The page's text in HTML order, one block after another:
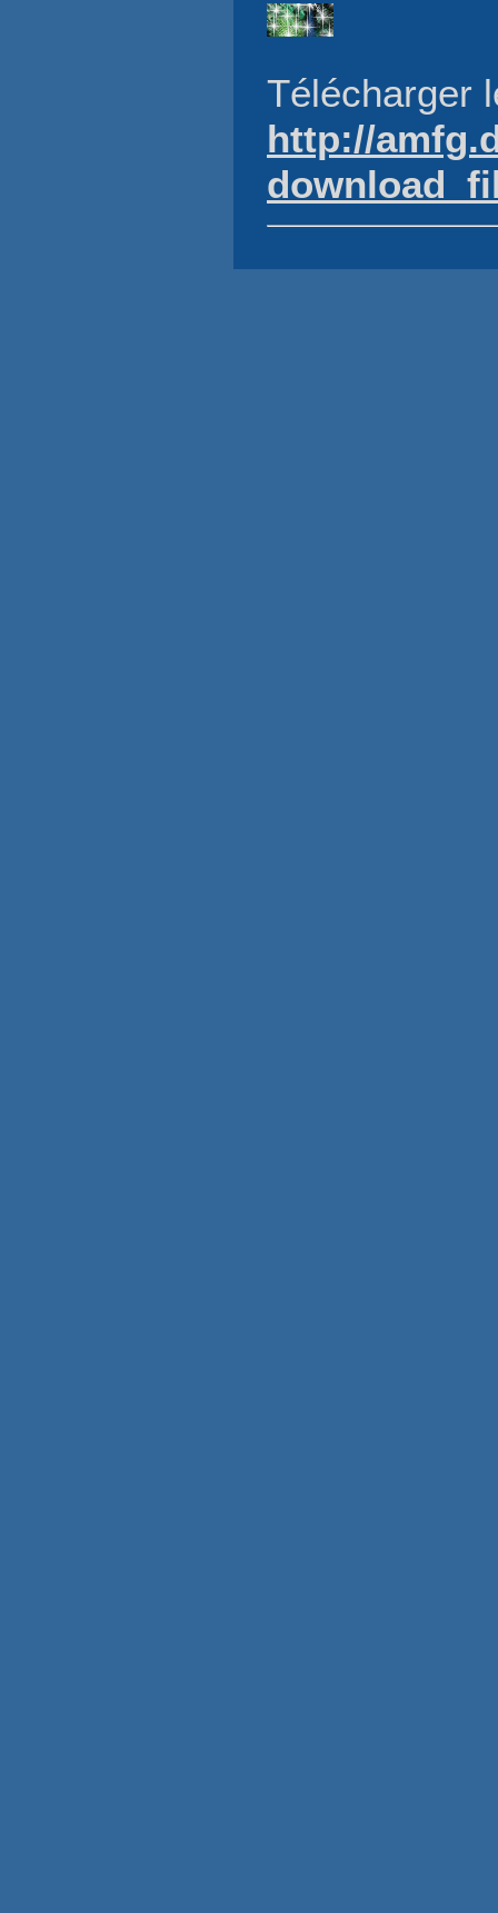
Télécharger
http://